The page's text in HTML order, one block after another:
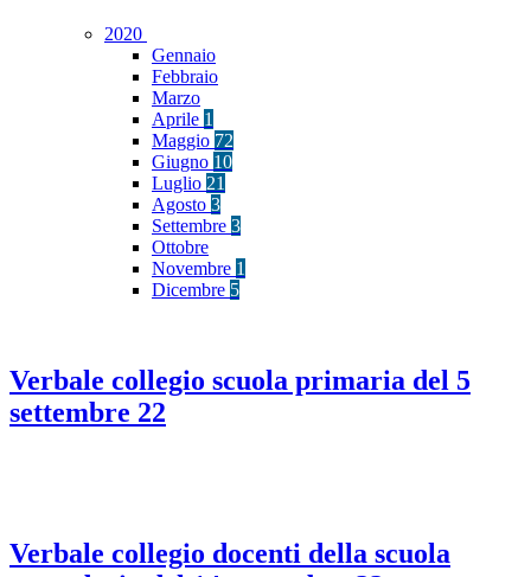
2020
Gennaio
Febbraio
Marzo
Aprile 1
Maggio 72
Giugno 10
Luglio 21
Agosto 3
Settembre 3
Ottobre
Novembre 1
Dicembre 5
Verbale collegio scuola primaria del 5
settembre 22
Verbale collegio docenti della scuola